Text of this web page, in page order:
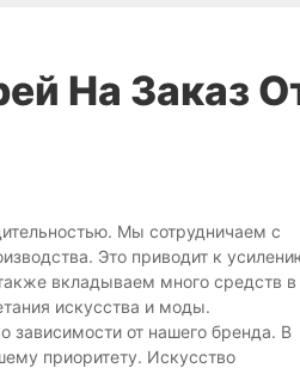
На Заказ
Мы сотрудничаем с
Это приводит к
вкладываем много средств в
искусства и моды.
зависимости от нашего бренда. В
приоритету. Искусство